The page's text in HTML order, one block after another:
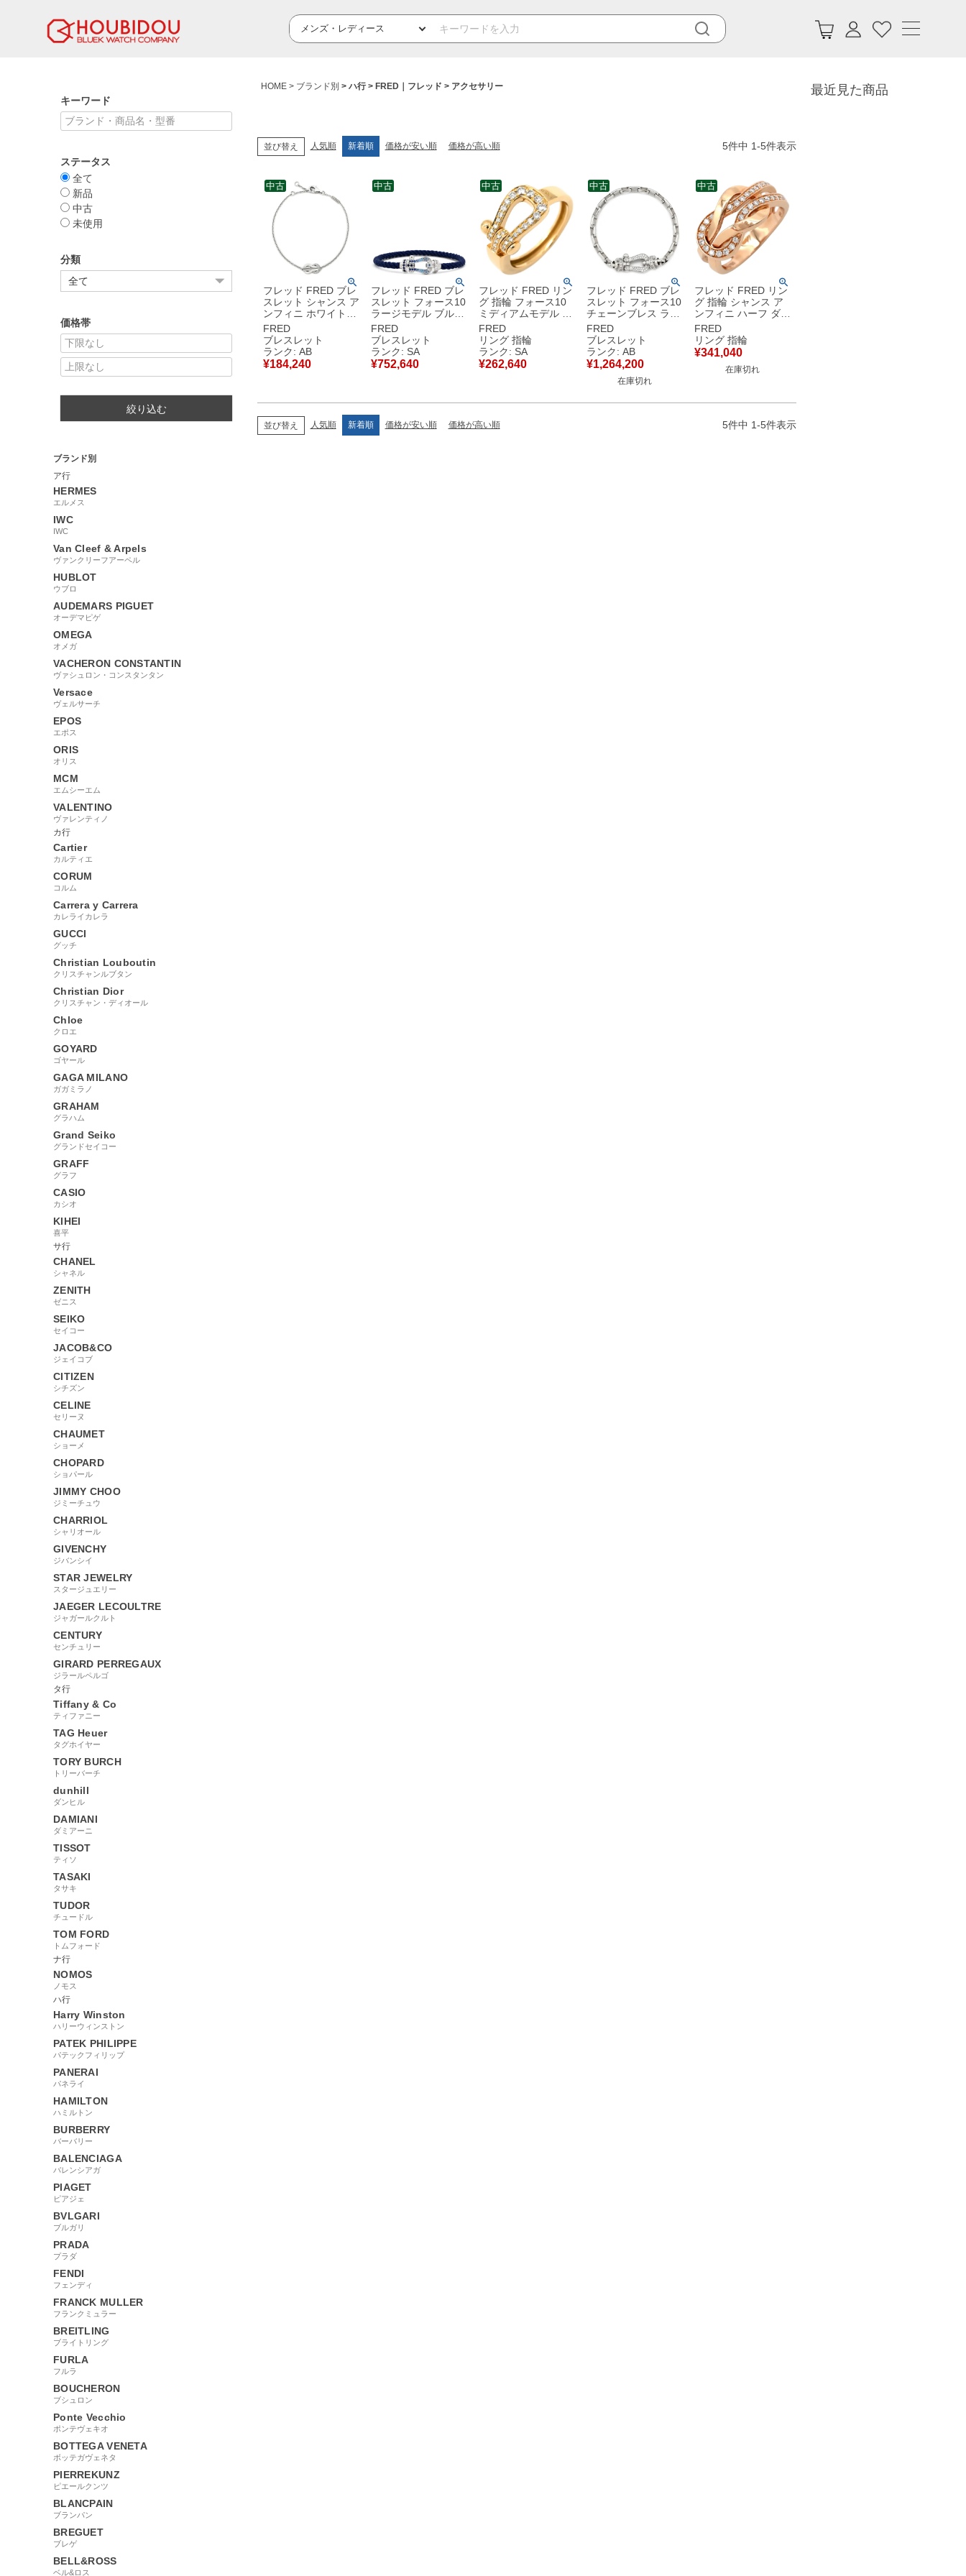
キーワード
ステータス
全て
新品
中古
未使用
分類
価格帯
絞り込む
ブランド別
ア行
HERMES
エルメス
IWC
IWC
Van Cleef & Arpels
ヴァンクリーフアーペル
HUBLOT
ウブロ
AUDEMARS PIGUET
オーデマピゲ
OMEGA
オメガ
VACHERON CONSTANTIN
ヴァシュロン・コンスタンタン
Versace
ヴェルサーチ
EPOS
エポス
ORIS
オリス
MCM
エムシーエム
VALENTINO
ヴァレンティノ
カ行
Cartier
カルティエ
CORUM
コルム
Carrera y Carrera
カレライカレラ
GUCCI
グッチ
Christian Louboutin
クリスチャンルブタン
Christian Dior
クリスチャン・ディオール
Chloe
クロエ
GOYARD
ゴヤール
GAGA MILANO
ガガミラノ
GRAHAM
グラハム
Grand Seiko
グランドセイコー
GRAFF
グラフ
CASIO
カシオ
KIHEI
喜平
サ行
CHANEL
シャネル
ZENITH
ゼニス
SEIKO
セイコー
JACOB&CO
ジェイコブ
CITIZEN
シチズン
CELINE
セリーヌ
CHAUMET
ショーメ
CHOPARD
ショパール
JIMMY CHOO
ジミーチュウ
CHARRIOL
シャリオール
GIVENCHY
ジバンシイ
STAR JEWELRY
スタージュエリー
JAEGER LECOULTRE
ジャガールクルト
CENTURY
センチュリー
GIRARD PERREGAUX
ジラールペルゴ
タ行
Tiffany & Co
ティファニー
TAG Heuer
タグホイヤー
TORY BURCH
トリーバーチ
dunhill
ダンヒル
DAMIANI
ダミアーニ
TISSOT
ティソ
TASAKI
タサキ
TUDOR
チュードル
TOM FORD
トムフォード
ナ行
NOMOS
ノモス
ハ行
Harry Winston
ハリーウィンストン
PATEK PHILIPPE
パテックフィリップ
PANERAI
パネライ
HAMILTON
ハミルトン
BURBERRY
バーバリー
BALENCIAGA
バレンシアガ
PIAGET
ピアジェ
BVLGARI
ブルガリ
PRADA
プラダ
FENDI
フェンディ
FRANCK MULLER
フランクミュラー
BREITLING
ブライトリング
FURLA
フルラ
BOUCHERON
ブシュロン
Ponte Vecchio
ポンテヴェキオ
BOTTEGA VENETA
ボッテガヴェネタ
PIERREKUNZ
ピエールクンツ
BLANCPAIN
ブランパン
BREGUET
ブレゲ
BELL&ROSS
ベル&ロス
HOME ブランド別 ハ行 FRED｜フレッド アクセサリー
並び替え 人気順 新着順 価格が安い順 価格が高い順 5件中 1-5件表示
フレッド FRED ブレ
スレット シャンス ア
ンフィニ ホワイトゴ
ールド Au750 18K
18金 ダイヤモンド
ミディアムモデル
6B0995 【中古】中
古品
FRED
ブレスレット
ランク: AB
¥184,240
中古
フレッド FRED ブレ
スレット フォース10
ラージモデル ブルー
グラデーション ネイ
ビー×ホワイトゴール
ド #18 ダイヤ Au750
18K WG マルチスト
ーン 【中古】新品同
FRED
ブレスレット
ランク: SA
¥752,640
中古
フレッド FRED リン
グ 指輪 フォース10
ミディアムモデル イ
エローゴールド
#46(JP6) FRED パヴ
ェダイヤ Au750 18K
YG 6号 【中古】新品
同様品
FRED
リング 指輪
ランク: SA
¥262,640
中古
フレッド FRED ブレ
スレット フォース10
チェーンブレス ラー
ジモデル ホワイトゴ
ールド #17 ダイヤモ
ンド Au750 18K 【中
古】中古品
FRED
ブレスレット
ランク: AB
¥1,264,200
在庫切れ
中古
フレッド FRED リン
グ 指輪 シャンス ア
ンフィニ ハーフ ダイ
ヤモンド ピンクゴー
ルド ＃48 Au750
18K ダブルループ ミ
ディアム 8.5号
4B0868 【箱】 【中
FRED
リング 指輪
¥341,040
在庫切れ
中古
並び替え 人気順 新着順 価格が安い順 価格が高い順 5件中 1-5件表示
最近見た商品